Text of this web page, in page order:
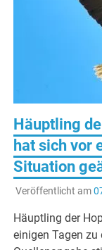
Häuptling
hat sich vor
Situation
Veröffentlicht am
Häuptling der
einigen Tagen